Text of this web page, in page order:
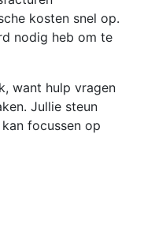
kosten snel op.
nodig heb om te
want hulp vragen
Jullie steun
focussen op